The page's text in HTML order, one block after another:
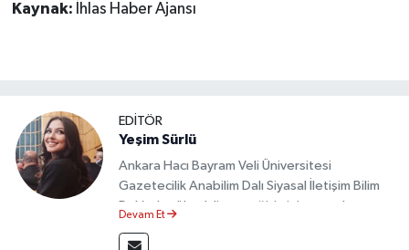
Kaynak: İhlas Haber Ajansı
EDİTÖR
Yeşim Sürlü
Ankara Hacı Bayram Veli Üniversitesi
Gazetecilik Anabilim Dalı Siyasal İletişim Bilim
Dalı’nda yüksek lisans eğitimini tamamlamıştır.
akademik çalışmalar gerçekleştirmiştir.
Devam Et